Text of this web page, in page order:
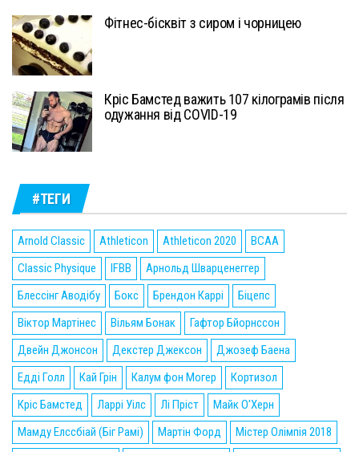
Фітнес-бісквіт з сиром і чорницею
Кріс Бамстед важить 107 кілограмів після
одужання від COVID-19
#ТЕГИ
Arnold Classic Athleticon Athleticon 2020
BCAA
Classic Physique
IFBB
Арнольд Шварценеггер
Блессінг Аводібу
Бокс Брендон Каррі
Біцепс
Віктор Мартінес
Вільям Бонак
Гафтор Бйорнссон
Двейн Джонсон
Декстер Джексон
Джозеф Баена
Едді Голл
Кай Грін Калум фон Могер
Кортизол
Кріс Бамстед
Ларрі Уілс Лі Пріст
Майк О'Херн
Мамду Елссбіай (Біг Рамі)
Мартін Форд
Містер Олімпія 2018